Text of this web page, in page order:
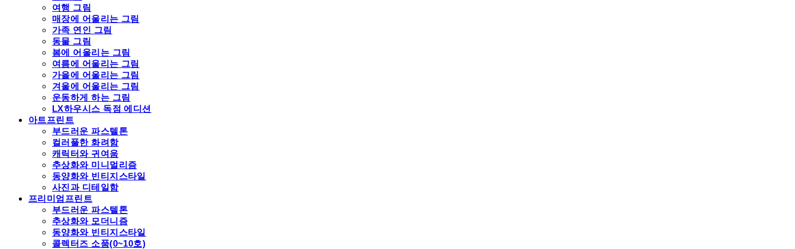
여행 그림
매장에 어울리는 그림
가족 연인 그림
동물 그림
봄에 어울리는 그림
여름에 어울리는 그림
가을에 어울리는 그림
겨울에 어울리는 그림
운동하게 하는 그림
LX하우시스 독점 에디션
아트프린트
부드러운 파스텔톤
컬러풀한 화려함
캐릭터와 귀여움
추상화와 미니멀리즘
동양화와 빈티지스타일
사진과 디테일함
프리미엄프린트
부드러운 파스텔톤
추상화와 모더니즘
동양화와 빈티지스타일
콜렉터즈 소품(0~10호)